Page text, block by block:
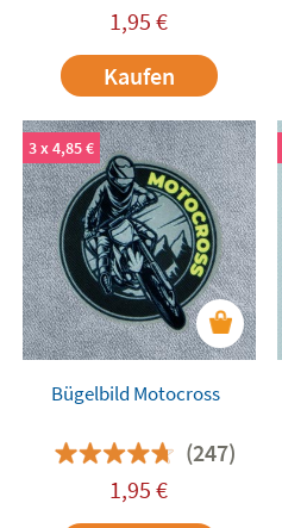
1,95 €
Kaufen
3 x 4,85 €
Bügelbild Motocross
(247)
1,95 €